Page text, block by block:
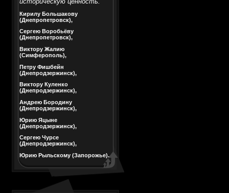
Кирилу Большакову
(Днепропетровск),
Сергею Воробьёву
(Днепропетровск),
Виктору Жалию
(Симферополь),
Петру Фишбейн
(Днепродзержинск),
Виктору Куленко
(Днепродзержинск),
Андрею Бородину
(Днепродзержинск),
Юрию Яцыне
(Днепродзержинск),
Сергею Чурсе
(Днепродзержинск),
Юрию Рыльскому (Запорожье).